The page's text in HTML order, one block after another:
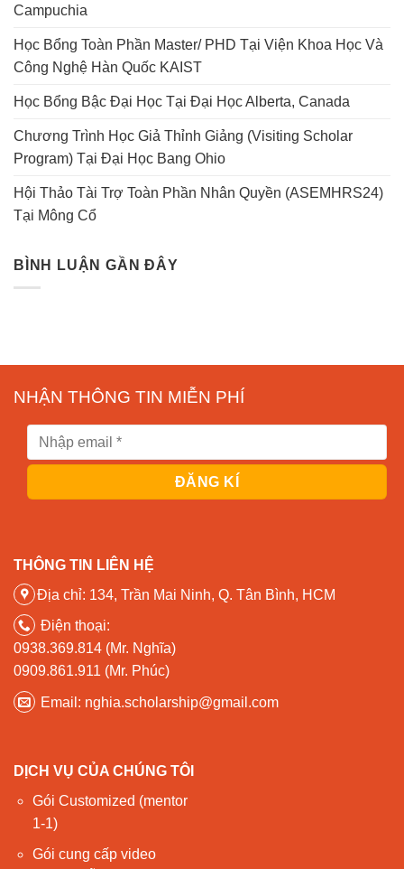
Campuchia
Học Bổng Toàn Phần Master/ PHD Tại Viện Khoa Học Và
Công Nghệ Hàn Quốc KAIST
Học Bổng Bậc Đại Học Tại Đại Học Alberta, Canada
Chương Trình Học Giả Thỉnh Giảng (Visiting Scholar
Program) Tại Đại Học Bang Ohio
Hội Thảo Tài Trợ Toàn Phần Nhân Quyền (ASEMHRS24)
Tại Mông Cổ
BÌNH LUẬN GẦN ĐÂY
NHẬN THÔNG TIN MIỄN PHÍ
THÔNG TIN LIÊN HỆ
Địa chỉ: 134, Trần Mai Ninh, Q. Tân Bình, HCM
Điện thoại:
0938.369.814 (Mr. Nghĩa)
0909.861.911 (Mr. Phúc)
Email: nghia.scholarship@gmail.com
DỊCH VỤ CỦA CHÚNG TÔI
Gói Customized (mentor
1-1)
Gói cung cấp video